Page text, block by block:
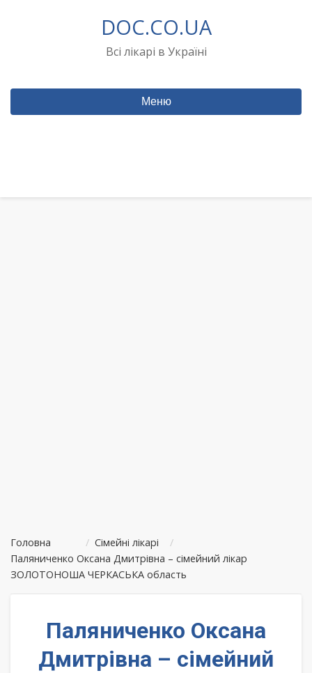
DOC.CO.UA
Всі лікарі в Україні
Меню
Головна / Сімейні лікарі
/
Паляниченко Оксана Дмитрівна – сімейний лікар
ЗОЛОТОНОША ЧЕРКАСЬКА область
Паляниченко Оксана
Дмитрівна – сімейний